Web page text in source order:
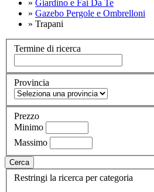
» Giardino e Fai Da Te
» Gazebo Pergole e Ombrelloni
» Trapani
Termine di ricerca
Provincia
Prezzo
Minimo
Massimo
Cerca
Restringi la ricerca per categoria